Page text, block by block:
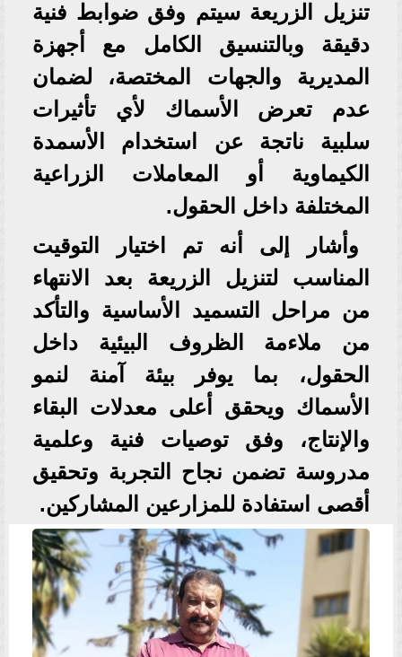
تنزيل الزريعة سيتم وفق ضوابط فنية
دقيقة وبالتنسيق الكامل مع أجهزة
المديرية والجهات المختصة، لضمان
عدم تعرض الأسماك لأي تأثيرات
سلبية ناتجة عن استخدام الأسمدة
الكيماوية أو المعاملات الزراعية
المختلفة داخل الحقول.
وأشار إلى أنه تم اختيار التوقيت
المناسب لتنزيل الزريعة بعد الانتهاء
من مراحل التسميد الأساسية والتأكد
من ملاءمة الظروف البيئية داخل
الحقول، بما يوفر بيئة آمنة لنمو
الأسماك ويحقق أعلى معدلات البقاء
والإنتاج، وفق توصيات فنية وعلمية
مدروسة تضمن نجاح التجربة وتحقيق
أقصى استفادة للمزارعين المشاركين.